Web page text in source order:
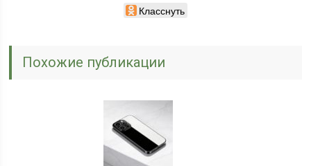
Класснуть
Похожие публикации